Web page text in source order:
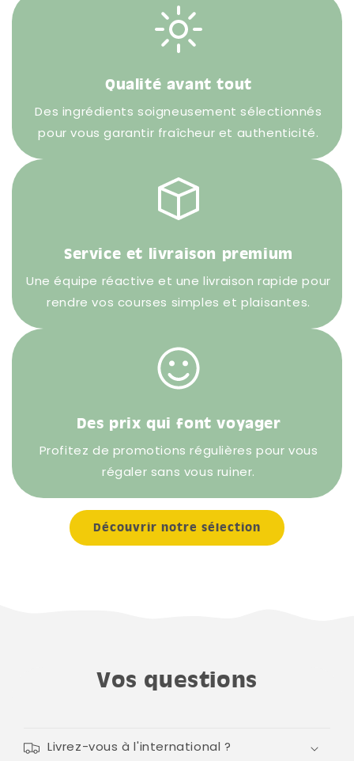
Qualité avant tout
Des ingrédients soigneusement sélectionnés
pour vous garantir fraîcheur et authenticité.
Service et livraison premium
Une équipe réactive et une livraison rapide pour
rendre vos courses simples et plaisantes.
Des prix qui font voyager
Profitez de promotions régulières pour vous
régaler sans vous ruiner.
Découvrir notre sélection
Vos questions
Livrez-vous à l'international ?